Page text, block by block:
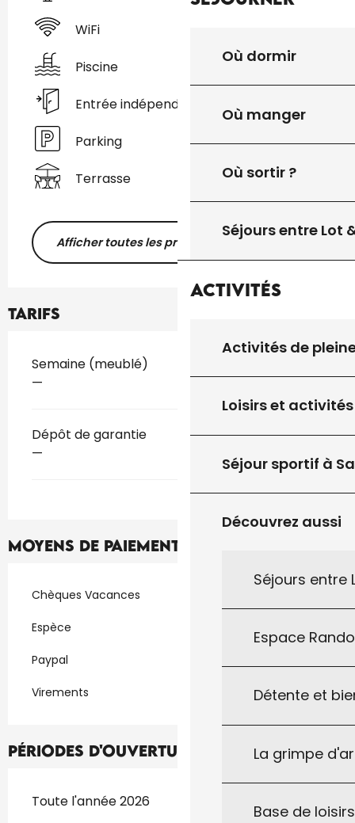
Où dormir
Où manger
Où sortir ?
Séjours entre Lot
Activités
Activités de
Loisirs et activités
Séjour sportif à
Découvrez aussi
Séjours entre
Espace
Détente et
La grimpe
Base de
WiFi
Piscine
Entrée indépendante
Parking
Terrasse
Afficher toutes les prestations
Tarifs
Tarifs 2026
Semaine (meublé)
—
Dépôt de garantie
—
Moyens de paiement
Chèques Vacances
Espèce
Paypal
Virements
Périodes d'ouverture
Toute l'année 2026